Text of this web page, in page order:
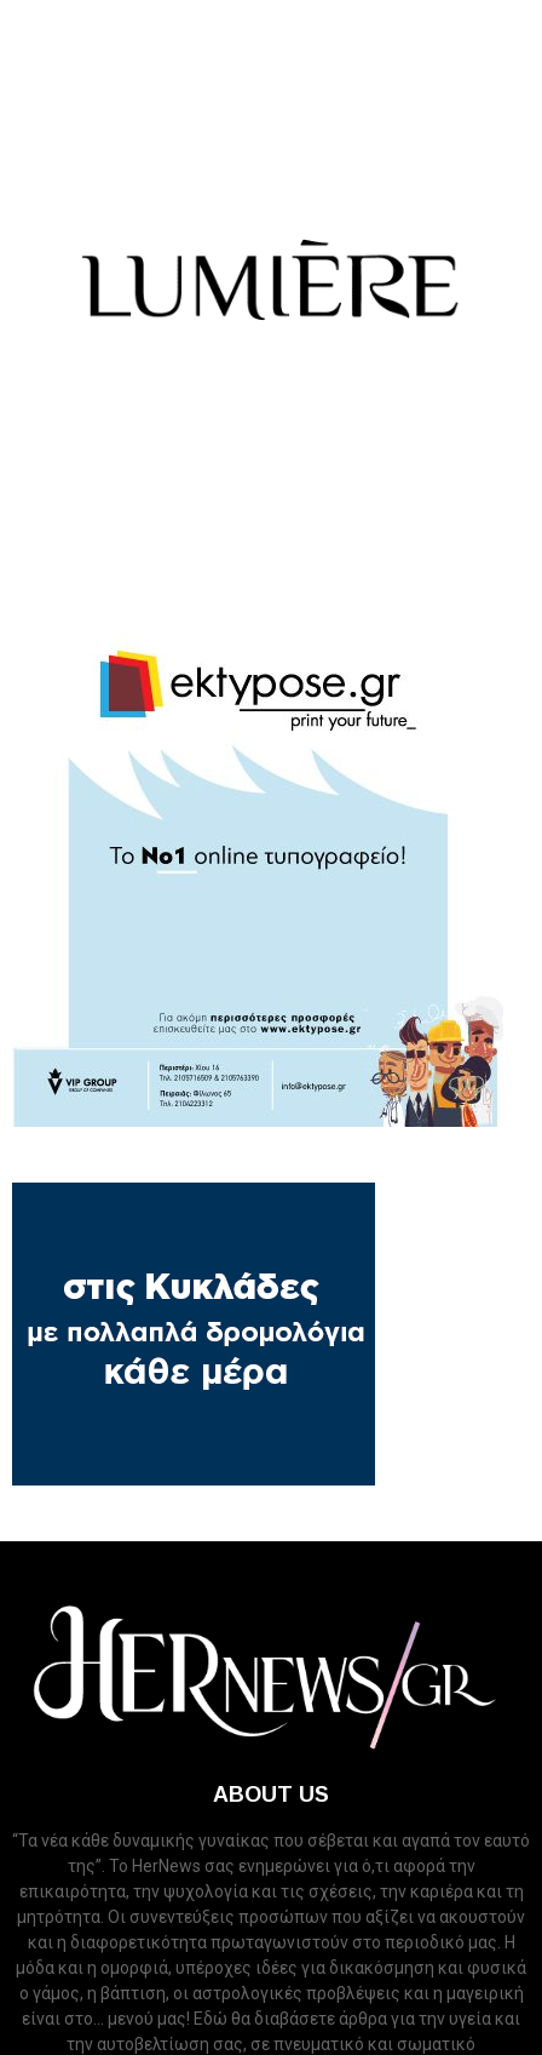
ABOUT US
“Τα νέα κάθε δυναμικής γυναίκας που σέβεται και αγαπά τον εαυτό
της”. Το HerNews σας ενημερώνει για ό,τι αφορά την
επικαιρότητα, την ψυχολογία και τις σχέσεις, την καριέρα και τη
μητρότητα. Οι συνεντεύξεις προσώπων που αξίζει να ακουστούν
και η διαφορετικότητα πρωταγωνιστούν στο περιοδικό μας. Η
μόδα και η ομορφιά, υπέροχες ιδέες για δικακόσμηση και φυσικά
ο γάμος, η βάπτιση, οι αστρολογικές προβλέψεις και η μαγειρική
είναι στο... μενού μας! Εδώ θα διαβάσετε άρθρα για την υγεία και
την αυτοβελτίωση σας, σε πνευματικό και σωματικό